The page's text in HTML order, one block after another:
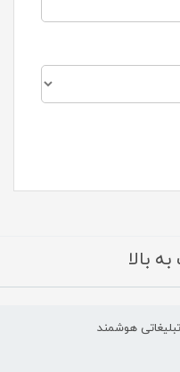
بالا
هوشمند